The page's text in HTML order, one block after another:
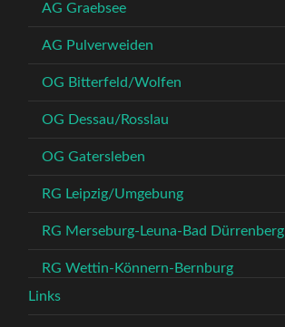
AG Graebsee
AG Pulverweiden
OG Bitterfeld/Wolfen
OG Dessau/Rosslau
OG Gatersleben
RG Leipzig/Umgebung
RG Merseburg-Leuna-Bad Dürrenberg
RG Wettin-Könnern-Bernburg
Links